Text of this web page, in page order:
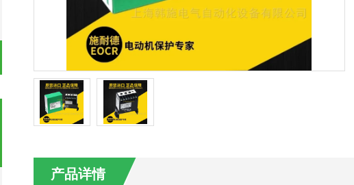
产品详情